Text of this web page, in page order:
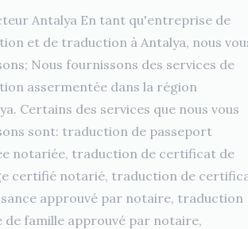
Antalya En tant qu'entreprise de
et de traduction à Antalya, nous
Nous fournissons des services de
assermentée dans la région
Certains des services que nous vous
sont: traduction de passeport
notariée, traduction de certificat de
certifié notarié, traduction de
approuvé par notaire, traduction
de famille approuvé par notaire,